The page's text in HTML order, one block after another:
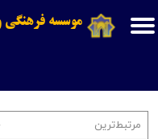
موسسه فرهنگی
حساب کاربری من
سفارشات
مرتبط‌ترین